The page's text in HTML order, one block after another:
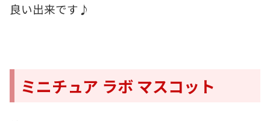
良い出来です♪
ミニチュア ラボ マスコット